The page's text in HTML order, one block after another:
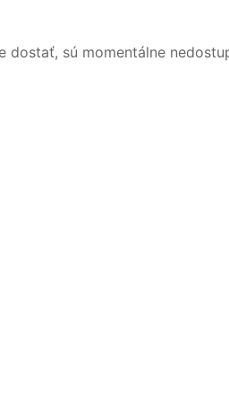
dostať, sú momentálne